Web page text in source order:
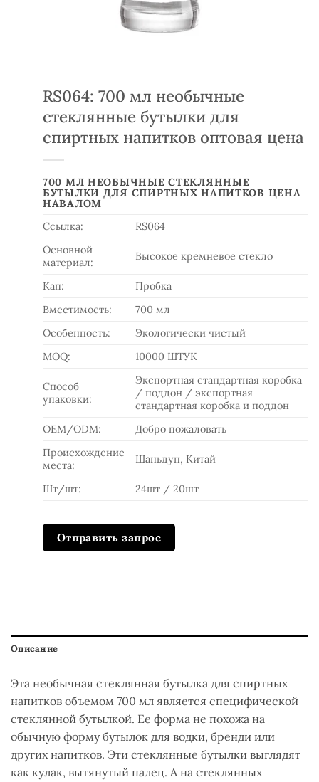
RS064: 700 мл необычные
стеклянные бутылки для
спиртных напитков оптовая цена
700 МЛ НЕОБЫЧНЫЕ СТЕКЛЯННЫЕ
БУТЫЛКИ ДЛЯ СПИРТНЫХ НАПИТКОВ ЦЕНА
НАВАЛОМ
Ссылка:
RS064
Основной
материал:
Высокое кремневое стекло
Кап:
Пробка
Вместимость:
700 мл
Особенность:
Экологически чистый
MOQ:
10000 ШТУК
Способ
упаковки:
Экспортная стандартная коробка
/ поддон / экспортная
стандартная коробка и поддон
OEM/ODM:
Добро пожаловать
Происхождение
места:
Шаньдун, Китай
Шт/шт: 24шт / 20шт
Отправить запрос
Описание
Эта необычная стеклянная бутылка для спиртных
напитков объемом 700 мл является специфической
стеклянной бутылкой. Ее форма не похожа на
обычную форму бутылок для водки, бренди или
других напитков. Эти стеклянные бутылки выглядят
как кулак, вытянутый палец. А на стеклянных